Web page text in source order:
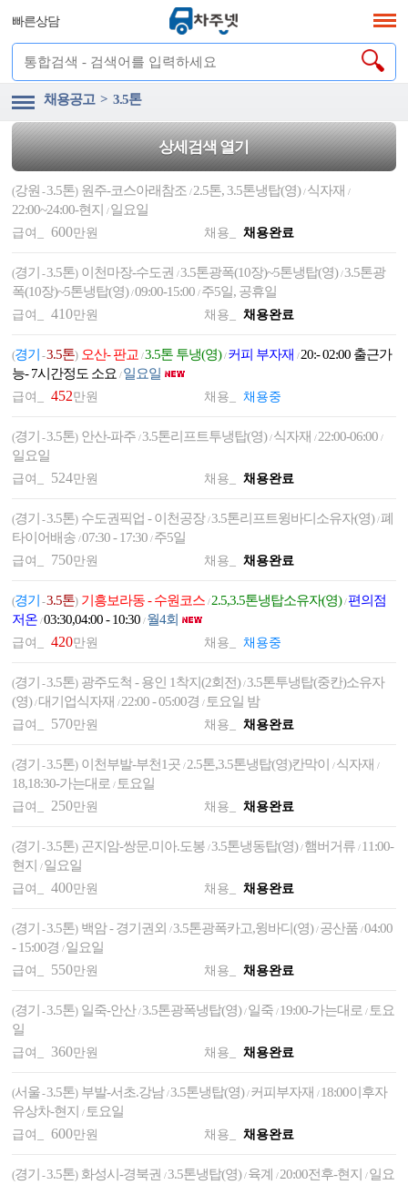
빠른상담
채용공고 > 3.5톤
상세검색 열기
(강원 -3.5톤) 원주-코스아래참조/ 2.5톤, 3.5톤냉탑(영)/ 식자재/
22:00~24:00-현지/ 일요일
급여_600만원 채용_ 채용완료
(경기 -3.5톤) 이천마장-수도권/3.5톤광폭(10장)~5톤냉탑(영)/3.5톤광
폭(10장)~5톤냉탑(영)/09:00-15:00/ 주5일, 공휴일
급여_410만원 채용_ 채용완료
(경기 -3.5톤) 오산- 판교/3.5톤 투냉(영)/ 커피 부자재/ 20:- 02:00 출근가
능- 7시간정도 소요/ 일요일
급여_452만원 채용_ 채용중
(경기 -3.5톤) 안산-파주/3.5톤리프트투냉탑(영)/ 식자재/ 22:00-06:00/
일요일
급여_ 524만원 채용_ 채용완료
(경기 -3.5톤) 수도권픽업 - 이천공장/3.5톤리프트윙바디소유자(영)/폐
타이어배송/07:30 - 17:30/ 주5일
급여_ 750만원 채용_ 채용완료
(경기 -3.5톤) 기흥보라동 - 수원코스/ 2.5,3.5톤냉탑소유자(영)/ 편의점
저온/03:30,04:00 - 10:30/ 월4회
급여_420만원 채용_ 채용중
(경기 -3.5톤) 광주도척 - 용인 1착지(2회전)/3.5톤투냉탑(중칸)소유자
(영)/ 대기업식자재/ 22:00 - 05:00경/ 토요일 밤
급여_ 570만원 채용_ 채용완료
(경기 -3.5톤) 이천부발-부천1곳/ 2.5톤,3.5톤냉탑(영)칸막이/ 식자재/
18,18:30-가는대로/ 토요일
급여_250만원 채용_ 채용완료
(경기 -3.5톤) 곤지암-쌍문.미아.도봉/3.5톤냉동탑(영)/ 햄버거류/ 11:00-
현지/ 일요일
급여_400만원 채용_ 채용완료
(경기 -3.5톤) 백암 - 경기권외/3.5톤광폭카고,윙바디(영)/ 공산품/04:00
- 15:00경/ 일요일
급여_ 550만원 채용_ 채용완료
(경기 -3.5톤) 일죽-안산/3.5톤광폭냉탑(영)/ 일죽/ 19:00-가는대로/ 토요
일
급여_ 360만원 채용_ 채용완료
(서울-3.5톤) 부발-서초.강남/3.5톤냉탑(영)/ 커피부자재/ 18:00이후자
유상차-현지/ 토요일
급여_600만원 채용_ 채용완료
(경기 -3.5톤) 화성시-경북권/3.5톤냉탑(영)/ 육계/ 20:00전후-현지/ 일요